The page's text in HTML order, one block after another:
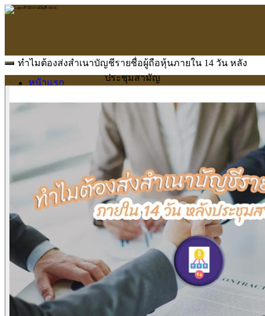
หน้าแรก
บริการด้านใบอนุญาต
รับจัดทำบัญชี
ตรวจสอบบัญชี
บริการวางระบบบัญชี
ที่ปรึกษาวางแผนภาษีอากร
จัดทำเงินเดือน
จดทะเบียนธุรกิจ
บริการ E-Filing
ข่าวสารบัญชี
ข่าวภาษี
ข่าวบัญชี
ข่าวธุรกิจ
ทำไมต้องส่งสำเนาบัญชีรายชื่อผู้ถือหุ้นภายใน 14 วัน หลัง
ประชุมสามัญ